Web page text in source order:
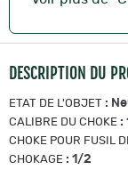
DESCRIPTION DU
ETAT DE L'OBJET :
CALIBRE DU CHOKE :
CHOKE POUR FUSIL
CHOKAGE : 1/2